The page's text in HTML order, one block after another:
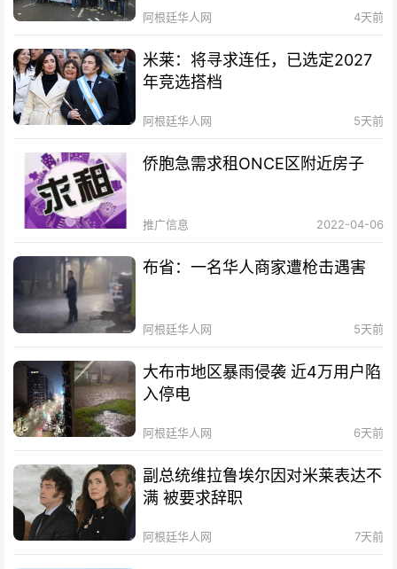
阿根廷华人网 4天前
米莱：将寻求连任，已选定2027
年竞选搭档
阿根廷华人网 5天前
侨胞急需求租ONCE区附近房子
推广信息 2022-04-06
布省：一名华人商家遭枪击遇害
阿根廷华人网 5天前
大布市地区暴雨侵袭 近4万用户陷
入停电
阿根廷华人网 6天前
副总统维拉鲁埃尔因对米莱表达不
满 被要求辞职
阿根廷华人网 7天前